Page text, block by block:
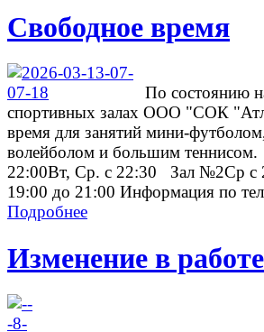
Свободное время
По состоянию
спортивных залах ООО "СОК
время для занятий мини-
волейболом и большим
22:00Вт, Ср. с 22:30 Зал №2Ср с
19:00 до 21:00 Информация по
Подробнее
Изменение в